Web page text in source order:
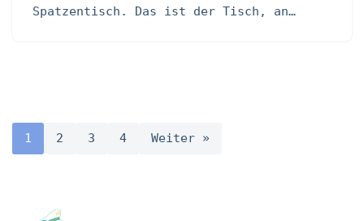
Spatzentisch. Das ist der Tisch, an…
1 2 3 4 Weiter »